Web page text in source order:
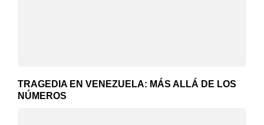
TRAGEDIA EN VENEZUELA: MÁS ALLÁ DE LOS
NÚMEROS